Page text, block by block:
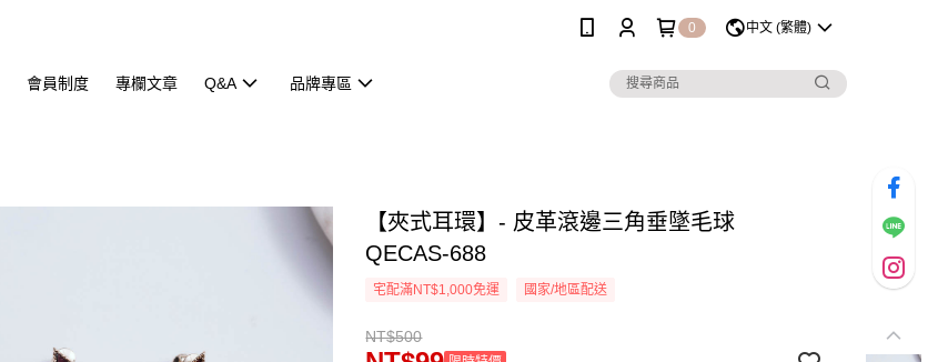
0 中文 (繁體)
會員制度 專欄文章 Q&A 品牌專區
【夾式耳環】- 皮革滾邊三角垂墜毛球
QECAS-688
宅配滿NT$1,000免運 國家/地區配送
NT$500